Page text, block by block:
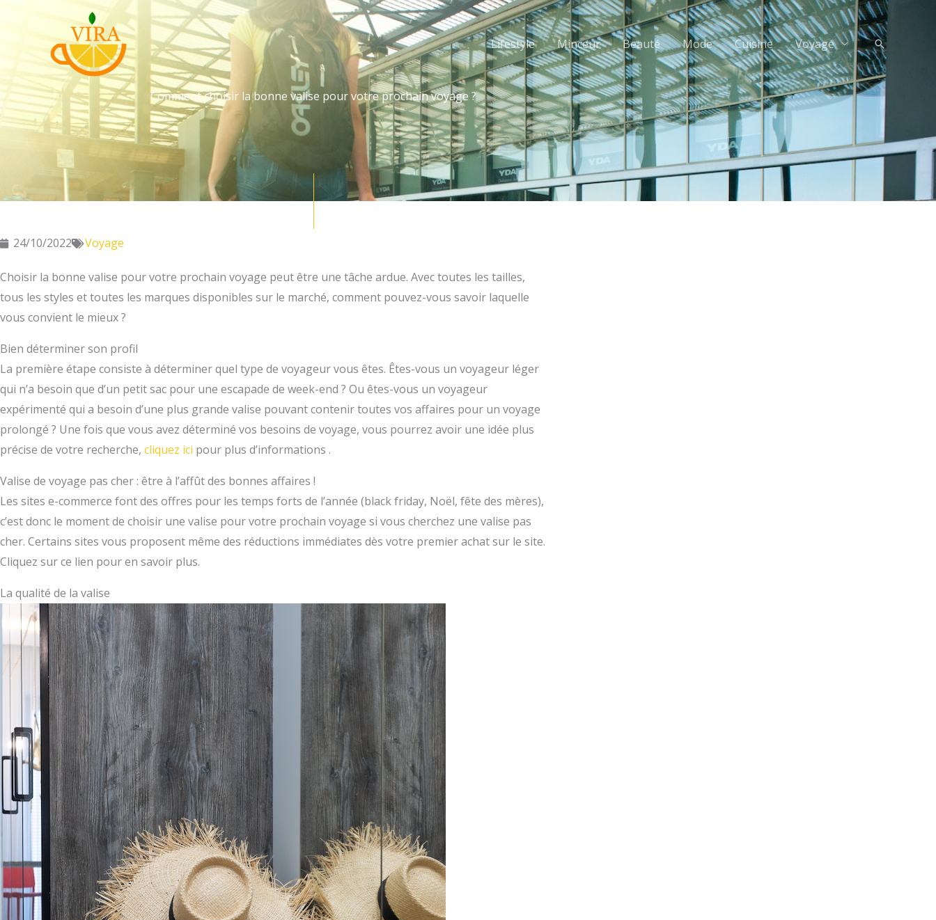
Lifestyle Minceur Beauté Mode Cuisine Voyage
Comment choisir la bonne valise pour votre prochain voyage ?
24/10/2022 Voyage
Choisir la bonne valise pour votre prochain voyage peut être une tâche ardue. Avec toutes les tailles,
tous les styles et toutes les marques disponibles sur le marché, comment pouvez-vous savoir laquelle
vous convient le mieux ?
Bien déterminer son profil
La première étape consiste à déterminer quel type de voyageur vous êtes. Êtes-vous un voyageur léger
qui n’a besoin que d’un petit sac pour une escapade de week-end ? Ou êtes-vous un voyageur
expérimenté qui a besoin d’une plus grande valise pouvant contenir toutes vos affaires pour un voyage
prolongé ? Une fois que vous avez déterminé vos besoins de voyage, vous pourrez avoir une idée plus
précise de votre recherche, cliquez ici pour plus d’informations .
Valise de voyage pas cher : être à l’affût des bonnes affaires !
Les sites e-commerce font des offres pour les temps forts de l’année (black friday, Noël, fête des mères),
c’est donc le moment de choisir une valise pour votre prochain voyage si vous cherchez une valise pas
cher. Certains sites vous proposent même des réductions immédiates dès votre premier achat sur le site.
Cliquez sur ce lien pour en savoir plus.
La qualité de la valise